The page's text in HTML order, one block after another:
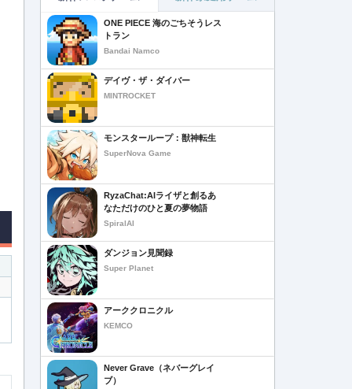
ONE PIECE 海のごちそうレス
トラン
Bandai Namco
デイヴ・ザ・ダイバー
MINTROCKET
モンスターループ：獣神転生
SuperNova Game
RyzaChat:AIライザと創るあ
なただけのひと夏の夢物語
SpiralAI
ダンジョン見聞録
Super Planet
アーククロニクル
KEMCO
Never Grave（ネバーグレイ
ブ）